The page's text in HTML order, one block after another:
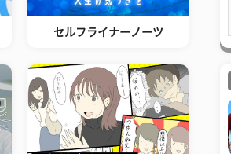
セルフライナーノーツ